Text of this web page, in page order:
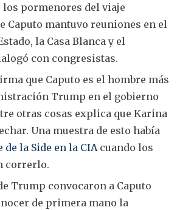
los pormenores del viaje
Caputo mantuvo reuniones en el
la Casa Blanca y el
con congresistas.
que Caputo es el hombre más
Trump en el gobierno
otras cosas explica que Karina
Una muestra de esto había
la Side en la CIA cuando los
correrlo.
Trump convocaron a Caputo
de primera mano la